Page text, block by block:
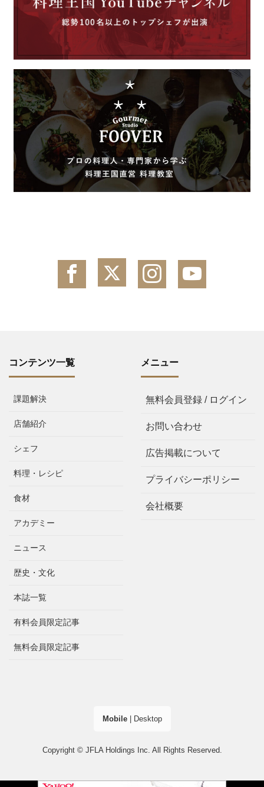
コンテンツ一覧
課題解決
店舗紹介
シェフ
料理・レシピ
食材
アカデミー
ニュース
歴史・文化
本誌一覧
有料会員限定記事
無料会員限定記事
メニュー
無料会員登録 / ログイン
お問い合わせ
広告掲載について
プライバシーポリシー
会社概要
Mobile| Desktop
Copyright © JFLA Holdings Inc. All Rights Reserved.